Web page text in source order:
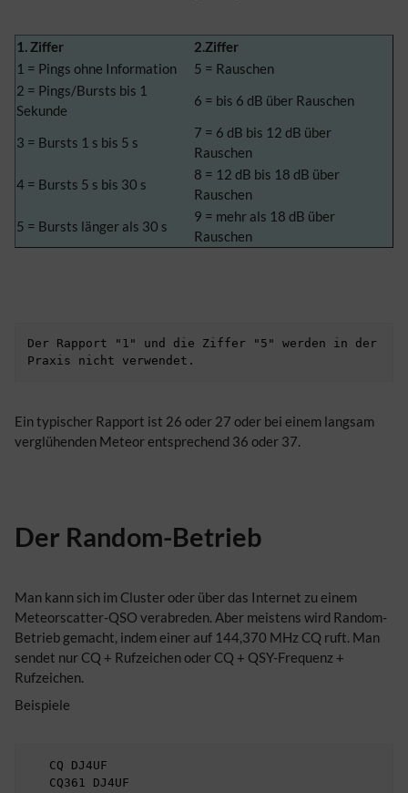
1. Ziffer
2.Ziffer
1 = Pings ohne Information
5 = Rauschen
2 = Pings/Bursts bis 1
Sekunde
6 = bis 6 dB über Rauschen
3 = Bursts 1 s bis 5 s
7 = 6 dB bis 12 dB über
Rauschen
4 = Bursts 5 s bis 30 s
8 = 12 dB bis 18 dB über
Rauschen
5 = Bursts länger als 30 s
9 = mehr als 18 dB über
Rauschen
Der Rapport "1" und die Ziffer "5" werden in der
Ein typischer Rapport ist 26 oder 27 oder bei einem langsam
verglühenden Meteor entsprechend 36 oder 37.
Der Random-Betrieb
Man kann sich im Cluster oder über das Internet zu einem
Meteorscatter-QSO verabreden. Aber meistens wird Random-
Betrieb gemacht, indem einer auf 144,370 MHz CQ ruft. Man
sendet nur CQ + Rufzeichen oder CQ + QSY-Frequenz +
Rufzeichen.
Beispiele